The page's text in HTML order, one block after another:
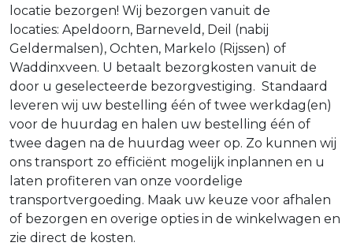
locatie bezorgen! Wij bezorgen vanuit de
locaties: Apeldoorn, Barneveld, Deil (nabij
Geldermalsen), Ochten, Markelo (Rijssen) of
Waddinxveen. U betaalt bezorgkosten vanuit de
door u geselecteerde bezorgvestiging. Standaard
leveren wij uw bestelling één of twee werkdag(en)
voor de huurdag en halen uw bestelling één of
twee dagen na de huurdag weer op. Zo kunnen wij
ons transport zo efficiënt mogelijk inplannen en u
laten profiteren van onze voordelige
transportvergoeding. Maak uw keuze voor afhalen
of bezorgen en overige opties in de winkelwagen en
zie direct de kosten.